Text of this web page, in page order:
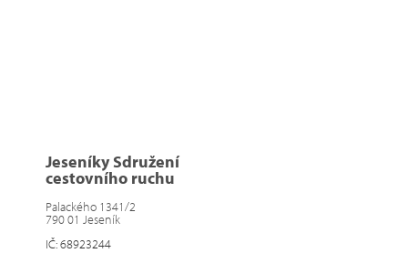
Jeseníky Sdružení
cestovního ruchu
Palackého 1341/2
790 01 Jeseník
IČ: 68923244